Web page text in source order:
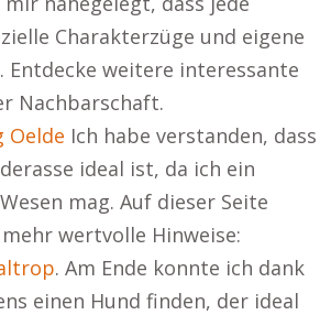
Charakterzüge und eigene
Entdecke weitere interessante
Nachbarschaft.
Oelde Ich habe verstanden, dass
ideal ist, da ich ein
mag. Auf dieser Seite
wertvolle Hinweise:
. Am Ende konnte ich dank
einen Hund finden, der ideal